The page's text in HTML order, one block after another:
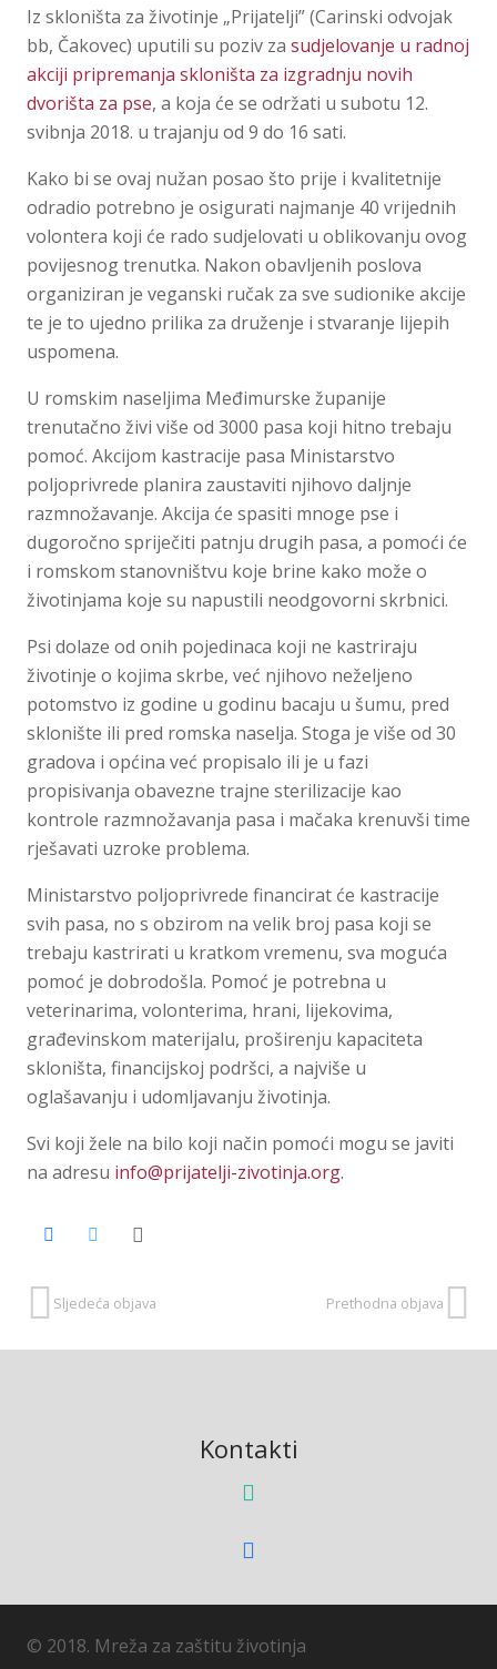
Iz skloništa za životinje „Prijatelji” (Carinski odvojak
bb, Čakovec) uputili su poziv za sudjelovanje u radnoj
akciji pripremanja skloništa za izgradnju novih
dvorišta za pse, a koja će se održati u subotu 12.
svibnja 2018. u trajanju od 9 do 16 sati.
Kako bi se ovaj nužan posao što prije i kvalitetnije
odradio potrebno je osigurati najmanje 40 vrijednih
volontera koji će rado sudjelovati u oblikovanju ovog
povijesnog trenutka. Nakon obavljenih poslova
organiziran je veganski ručak za sve sudionike akcije
te je to ujedno prilika za druženje i stvaranje lijepih
uspomena.
U romskim naseljima Međimurske županije
trenutačno živi više od 3000 pasa koji hitno trebaju
pomoć. Akcijom kastracije pasa Ministarstvo
poljoprivrede planira zaustaviti njihovo daljnje
razmnožavanje. Akcija će spasiti mnoge pse i
dugoročno spriječiti patnju drugih pasa, a pomoći će
i romskom stanovništvu koje brine kako može o
životinjama koje su napustili neodgovorni skrbnici.
Psi dolaze od onih pojedinaca koji ne kastriraju
životinje o kojima skrbe, već njihovo neželjeno
potomstvo iz godine u godinu bacaju u šumu, pred
sklonište ili pred romska naselja. Stoga je više od 30
gradova i općina već propisalo ili je u fazi
propisivanja obavezne trajne sterilizacije kao
kontrole razmnožavanja pasa i mačaka krenuvši time
rješavati uzroke problema.
Ministarstvo poljoprivrede financirat će kastracije
svih pasa, no s obzirom na velik broj pasa koji se
trebaju kastrirati u kratkom vremenu, sva moguća
pomoć je dobrodošla. Pomoć je potrebna u
veterinarima, volonterima, hrani, lijekovima,
građevinskom materijalu, proširenju kapaciteta
skloništa, financijskoj podršci, a najviše u
oglašavanju i udomljavanju životinja.
Svi koji žele na bilo koji način pomoći mogu se javiti
na adresu info@prijatelji-zivotinja.org.
Sljedeća objava Prethodna objava
Kontakti
© 2018. Mreža za zaštitu životinja